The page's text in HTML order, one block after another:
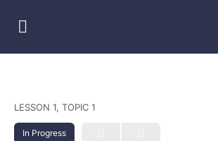
LESSON 1, TOPIC 1
In Progress